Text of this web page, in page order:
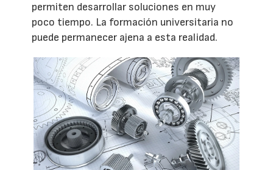
permiten desarrollar soluciones en muy
poco tiempo. La formación universitaria no
puede permanecer ajena a esta realidad.